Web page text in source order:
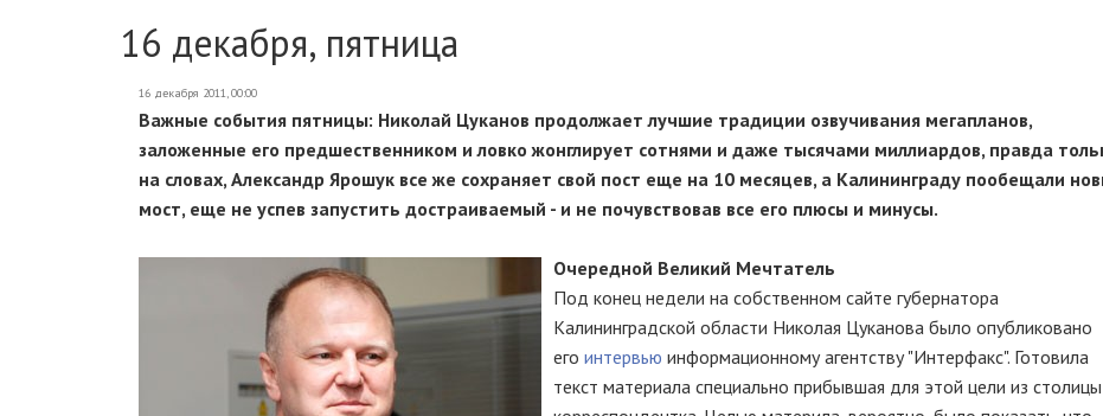
16 декабря, пятница
16 декабря 2011, 00:00
Важные события пятницы: Николай Цуканов продолжает лучшие традиции озвучивания мегапланов,
заложенные его предшественником и ловко жонглирует сотнями и даже тысячами миллиардов, правда
на словах, Александр Ярошук все же сохраняет свой пост еще на 10 месяцев, а Калининграду пообещали
мост, еще не успев запустить достраиваемый - и не почувствовав все его плюсы и минусы.
Очередной Великий Мечтатель
Под конец недели на собственном сайте губернатора
Калининградской области Николая Цуканова было опубликовано
его интервью информационному агентству "Интерфакс". Готовила
текст материала специально прибывшая для этой цели из столицы